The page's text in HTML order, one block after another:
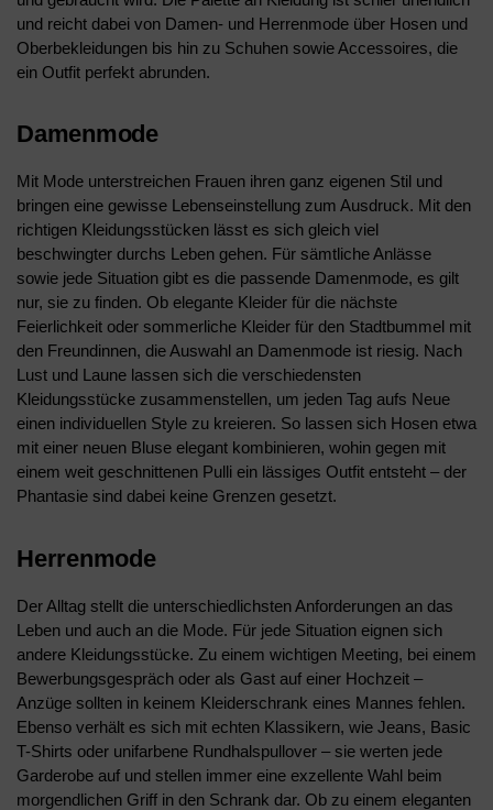
und reicht dabei von Damen- und Herrenmode über Hosen und
Oberbekleidungen bis hin zu Schuhen sowie Accessoires, die
ein Outfit perfekt abrunden.
Damenmode
Mit Mode unterstreichen Frauen ihren ganz eigenen Stil und
bringen eine gewisse Lebenseinstellung zum Ausdruck. Mit den
richtigen Kleidungsstücken lässt es sich gleich viel
beschwingter durchs Leben gehen. Für sämtliche Anlässe
sowie jede Situation gibt es die passende Damenmode, es gilt
nur, sie zu finden. Ob elegante Kleider für die nächste
Feierlichkeit oder sommerliche Kleider für den Stadtbummel mit
den Freundinnen, die Auswahl an Damenmode ist riesig. Nach
Lust und Laune lassen sich die verschiedensten
Kleidungsstücke zusammenstellen, um jeden Tag aufs Neue
einen individuellen Style zu kreieren. So lassen sich Hosen etwa
mit einer neuen Bluse elegant kombinieren, wohin gegen mit
einem weit geschnittenen Pulli ein lässiges Outfit entsteht – der
Phantasie sind dabei keine Grenzen gesetzt.
Herrenmode
Der Alltag stellt die unterschiedlichsten Anforderungen an das
Leben und auch an die Mode. Für jede Situation eignen sich
andere Kleidungsstücke. Zu einem wichtigen Meeting, bei einem
Bewerbungsgespräch oder als Gast auf einer Hochzeit –
Anzüge sollten in keinem Kleiderschrank eines Mannes fehlen.
Ebenso verhält es sich mit echten Klassikern, wie Jeans, Basic
T-Shirts oder unifarbene Rundhalspullover – sie werten jede
Garderobe auf und stellen immer eine exzellente Wahl beim
morgendlichen Griff in den Schrank dar. Ob zu einem eleganten